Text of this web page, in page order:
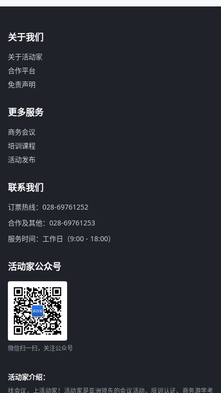
关于我们
关于活动家
合作平台
免责声明
更多服务
商务会议
培训课程
活动发布
联系我们
订票热线：028-69761252
合作及其他：028-69761253
服务时间：工作日（9:00 - 18:00）
活动家公众号
微信扫一扫，关注公众号
活动家介绍：
找会议，上活动家！活动家是亚洲领先的会议活动、培训认证、商务游学考